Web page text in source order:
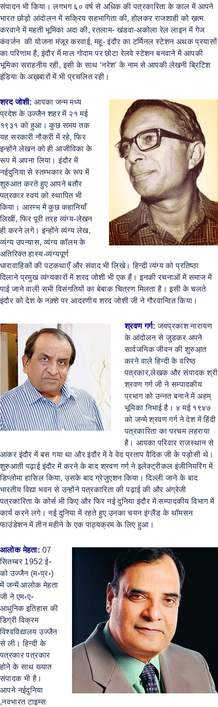
संपादन भी किया। लगभग ६० वर्ष से अधिक की पत्रकारिता के काल में आपने
भारत छोड़ो आंदोलन में सक्रिय सहभागिता की, होलकर राजशाही को ख़त्म
करवाने में महती भूमिका अदा की, रतलाम- खंडवा-अकोला रेल लाइन में गेज
कंवर्जन की योजना मंजूर करवाई, महू- इंदौर का टर्मिनल स्टेशन अथक प्रयासों
का परिणाम है, इंदौर में माल गोदाम पर छोटा रेलवे स्टेशन बनवाने में आपकी
भूमिका सराहनीय रही, इसी के साथ ‘नरेश’ के नाम से आपकी लेखनी ब्रिटिश
इंडिया के अख़बारों में भी प्रचलित रही।
शरद जोशी: आपका जन्म मध्य
प्रदेश के उज्जैन शहर में २१ मई
१९३१ को हुआ। कुछ समय तक
यह सरकारी नौकरी में रहे, फिर
इन्होंने लेखन को ही आजीविका के
रूप में अपना लिया। इंदौर में
नईदुनिया से स्तम्भकार के रूप में
शुरुआत करते हुए आपने बतौर
पत्रकार स्वयं को स्थापित भी
किया। आरम्भ में कुछ कहानियाँ
लिखीं, फिर पूरी तरह व्यंग्य-लेखन
ही करने लगे। इन्होंने व्यंग्य लेख,
व्यंग्य उपन्यास, व्यंग्य कॉलम के
अतिरिक्त हास्य-व्यंग्यपूर्ण
धारावाहिकों की पटकथाएँ और संवाद भी लिखे। हिन्दी व्यंग्य को प्रतिष्ठा
दिलाने प्रमुख व्यंग्यकारों में शरद जोशी भी एक हैं। इनकी रचनाओं में समाज में
पाई जाने वाली सभी विसंगतियों का बेबाक चित्रण मिलता है। इसी के चलते
इंदौर को देश के नक़्शे पर आदरणीय शरद जोशी जी ने गौरवान्वित किया।
श्रवण गर्ग: जयप्रकाश नारायण
के आंदोलन से जुडकर अपने
सार्वजनिक जीवन की शुरुआ़त
करने वाले हिन्दी के वरिष्ठ
पत्रकार,लेखक और संपादक श्री
श्रवण गर्ग जी ने सम्पादकीय
प्रभाग को उन्नत बनाने में अहम्
भूमिका निभाई है। ४ मई १९४७
को जन्मे श्रवण गर्ग ने देश में हिंदी
पत्रकारिता का परचम लहराया
है। आपका परिवार राजस्थान से
आकर इंदौर में बस गया था और इंदौर में वे वेद प्रताप वैदिक जी के पड़ोसी थे।
शुरुआती पढ़ाई इंदौर में करने के बाद श्रवण गर्ग ने इलेक्ट्रीकल इंजीनियरिंग में
डिप्लोमा हासिल किया, उसके बाद ग्रेजुएशन किया। दिल्ली जाने के बाद
भारतीय विद्या भवन से उन्होंने पत्रकारिता की पढ़ाई की और अंग्रेजी
पत्रकारिता के कोर्स भी किए और फिर नई दुनिया इंदौर में सम्पादकीय विभाग में
कार्य करने लगे। नई दुनिया में रहते हुए उनका चयन इंग्लैंड के थॉमसन
फाउंडेशन में तीन महीने के एक पाठ्यक्रम के लिए हुआ।
आलोक मेहता: 07
सितम्बर 1952 ई॰
को उज्जैन (म॰प्र॰)
में जन्में आलोक मेहता
जी ने एम॰ए॰
आधुनिक इतिहास की
डिग्री विक्रम
विश्वविद्यालय उज्जैन
से ली। हिन्दी के
पत्रकार पत्रकार
होने के साथ ख्यात
संपादक भी है।
आपने नईदुनिया
,नवभारत टाइम्स